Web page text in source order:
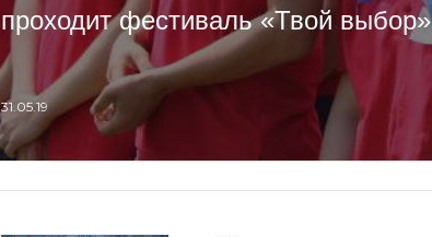
проходит фестиваль «Твой выбор»
31.05.19